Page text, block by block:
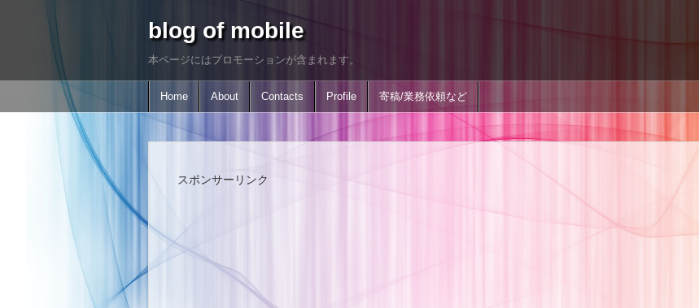
blog of mobile
本ページにはプロモーションが含まれます。
Home About Contacts Profile 寄稿/業務依頼など
スポンサーリンク